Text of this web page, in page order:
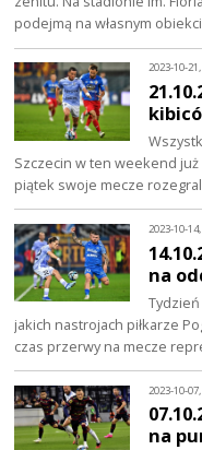
podejmą na własnym
2023-10-
Szczecin w ten weekend już
piątek swoje mecze
2023-10-
na
jakich nastrojach piłkarze
czas przerwy na mecze
2023-10-
na